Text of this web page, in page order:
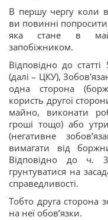
В першу чергу коли
ви повинні
яка стане в
запобіжником.
Відповідно до
(далі – ЦКУ),
одна сторона
користь другої
майно, виконати
гроші тощо) або
(негативне
вимагати від
Відповідно до ч. 3
грунтуватися на
справедливості.
Тобто друга сторона
на неї обов’язки.